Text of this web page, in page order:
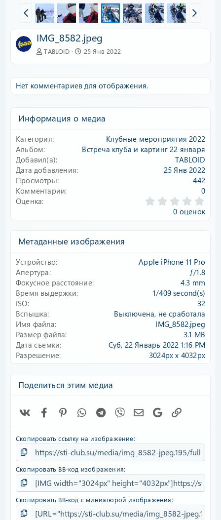
IMG_8582.jpeg
TABLOID 25 Янв 2022
Нет комментариев для отображения.
Информация о медиа
Категория
Клубные мероприятия 2022
Альбом
Встреча клуба и картинг 22 января
Добавил(а)
TABLOID
Дата добавления
25 Янв 2022
Просмотры
442
Комментарии
0
Оценка
.
0
д
0 оценок
Метаданные изображения
Устройство
Apple iPhone 11 Pro
Апертура
ƒ/1.8
Фокусное расстояние
4.3 mm
Время выдержки
1/409 second(s)
ISO
32
Вспышка
Выключена, не сработала
Имя файла
IMG_8582.jpeg
Размер файла
3.1 MB
Дата съемки
Суб, 22 Январь 2022 1:16 PM
Разрешение
3024px x 4032px
Поделиться этим медиа
FacebookPinterestWhatsAppTelegram
Viber Электронная почта
Google
Скопировать ссылку на изображение
Скопировать BB-код изображения
Скопировать BB-код с миниатюрой изображения